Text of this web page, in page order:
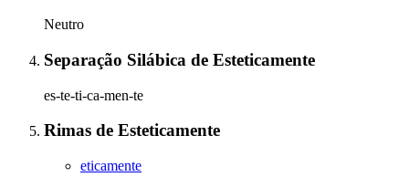
Neutro
Separação Silábica de Esteticamente
es-te-ti-ca-men-te
Rimas de Esteticamente
eticamente